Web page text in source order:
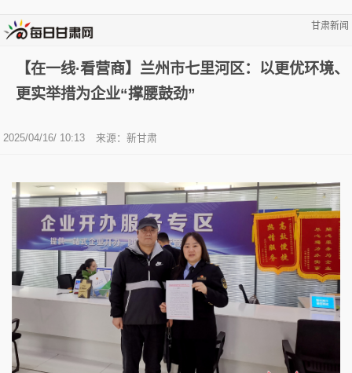
甘肃新闻
【在一线·看营商】兰州市七里河区：以更优环境、
更实举措为企业“撑腰鼓劲”
2025/04/16/ 10:13 来源：新甘肃